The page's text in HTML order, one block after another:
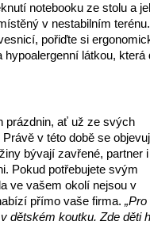
notebooku ze stolu a
v nestabilním
pořiďte si
látkou, která
prázdnin, ať už ze svých
v této době se
bývají zavřené, partner i
Pokud potřebujete svým
ve vašem okolí nejsou v
přímo vaše firma.
dětském koutku. Zde děti